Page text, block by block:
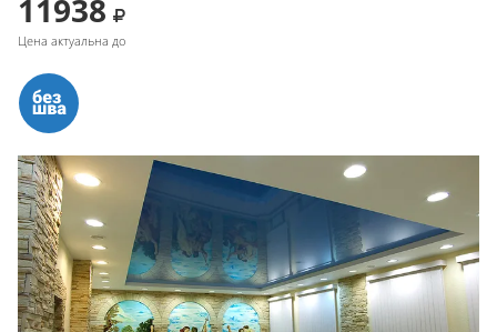
11938
Цена актуальна до